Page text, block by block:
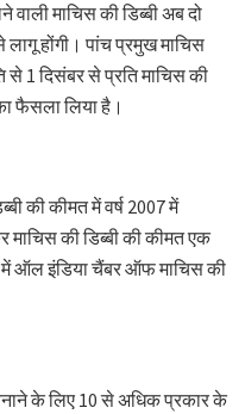
माचिस की डिब्बी अब दो
होंगी। पांच प्रमुख माचिस
से 1 दिसंबर से प्रति माचिस की
फैसला लिया है।
की कीमत में वर्ष 2007 में
की डिब्बी की कीमत एक
में ऑल इंडिया चैंबर ऑफ माचिस की
के लिए 10 से अधिक प्रकार के